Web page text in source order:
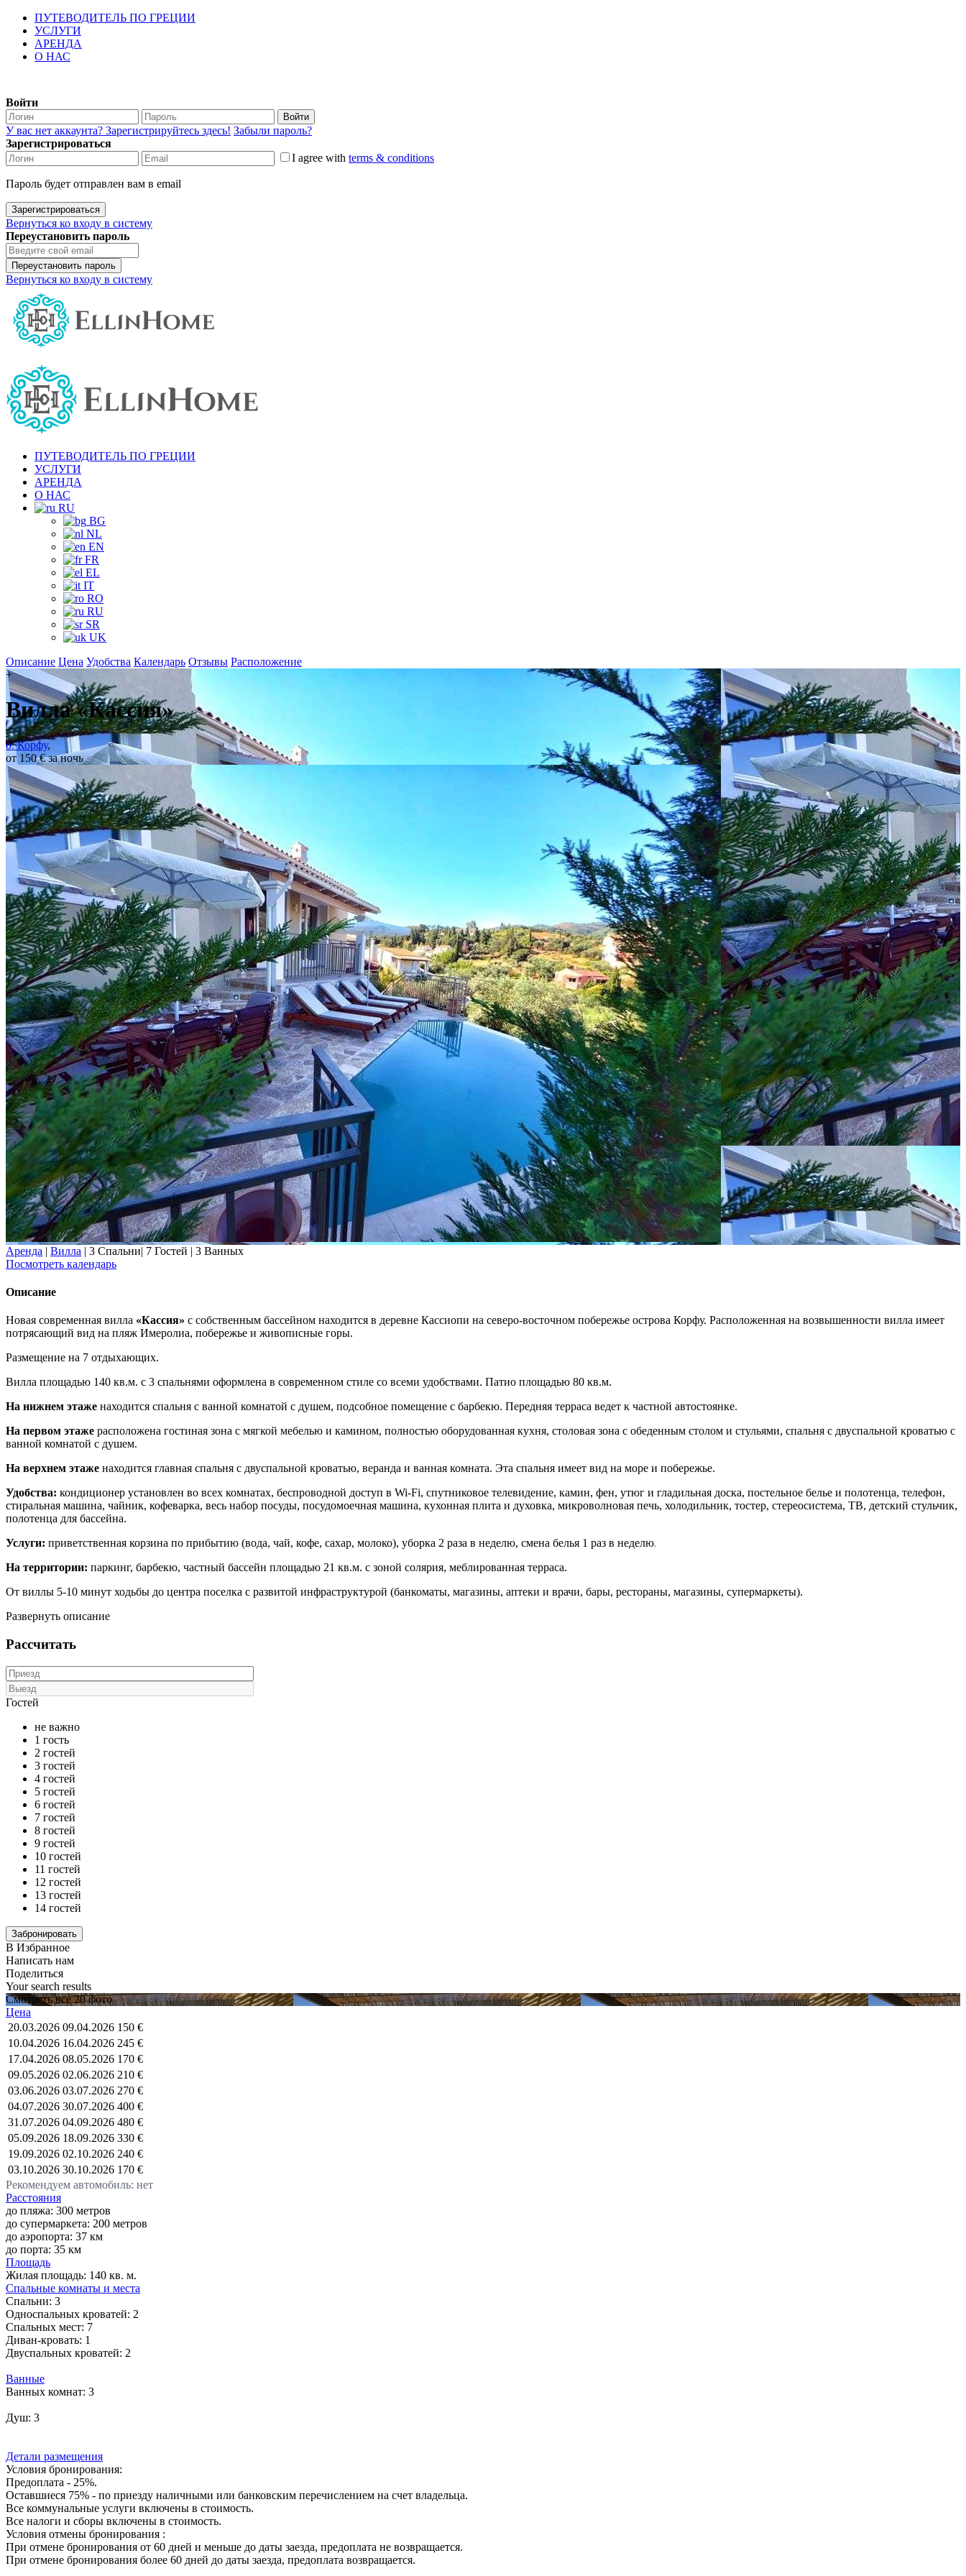
ПУТЕВОДИТЕЛЬ ПО ГРЕЦИИ
УСЛУГИ
АРЕНДА
О НАС
Войти
Войти
У вас нет аккаунта? Зарегистрируйтесь здесь! Забыли пароль?
Зарегистрироваться
I agree with terms & conditions
Пароль будет отправлен вам в email
Зарегистрироваться
Вернуться ко входу в систему
Переустановить пароль
Переустановить пароль
Вернуться ко входу в систему
ПУТЕВОДИТЕЛЬ ПО ГРЕЦИИ
УСЛУГИ
АРЕНДА
О НАС
RU
BG
NL
EN
FR
EL
IT
RO
RU
SR
UK
Описание Цена Удобства Календарь Отзывы Расположение
+
Вилла «Кассия»
о. Корфу,
от 150 € за ночь
Аренда | Вилла | 3 Спальни| 7 Гостей | 3 Ванных
Посмотреть календарь
Описание
Новая современная вилла «Кассия» с собственным бассейном находится в деревне Кассиопи на северо-восточном побережье острова Корфу. Расположенная на возвышенности вилла имеет
потрясающий вид на пляж Имеролиа, побережье и живописные горы.
Размещение на 7 отдыхающих.
Вилла площадью 140 кв.м. с 3 спальнями оформлена в современном стиле со всеми удобствами. Патио площадью 80 кв.м.
На нижнем этаже находится спальня с ванной комнатой с душем, подсобное помещение с барбекю. Передняя терраса ведет к частной автостоянке.
На первом этаже расположена гостиная зона с мягкой мебелью и камином, полностью оборудованная кухня, столовая зона с обеденным столом и стульями, спальня с двуспальной кроватью с
ванной комнатой с душем.
На верхнем этаже находится главная спальня с двуспальной кроватью, веранда и ванная комната. Эта спальня имеет вид на море и побережье.
Удобства: кондиционер установлен во всех комнатах, беспроводной доступ в Wi-Fi, спутниковое телевидение, камин, фен, утюг и гладильная доска, постельное белье и полотенца, телефон,
стиральная машина, чайник, кофеварка, весь набор посуды, посудомоечная машина, кухонная плита и духовка, микроволновая печь, холодильник, тостер, стереосистема, ТВ, детский стульчик,
полотенца для бассейна.
Услуги: приветственная корзина по прибытию (вода, чай, кофе, сахар, молоко), уборка 2 раза в неделю, смена белья 1 раз в неделю.
На территории: паркинг, барбекю, частный бассейн площадью 21 кв.м. с зоной солярия, меблированная терраса.
От виллы 5-10 минут ходьбы до центра поселка с развитой инфраструктурой (банкоматы, магазины, аптеки и врачи, бары, рестораны, магазины, супермаркеты).
Развернуть описание
Рассчитать
Гостей
не важно
1 гость
2 гостей
3 гостей
4 гостей
5 гостей
6 гостей
7 гостей
8 гостей
9 гостей
10 гостей
11 гостей
12 гостей
13 гостей
14 гостей
В Избранное
Написать нам
Поделиться
Your search results
Смотреть все 20 фото
Цена
20.03.2026 09.04.2026 150 €
10.04.2026 16.04.2026 245 €
17.04.2026 08.05.2026 170 €
09.05.2026 02.06.2026 210 €
03.06.2026 03.07.2026 270 €
04.07.2026 30.07.2026 400 €
31.07.2026 04.09.2026 480 €
05.09.2026 18.09.2026 330 €
19.09.2026 02.10.2026 240 €
03.10.2026 30.10.2026 170 €
Рекомендуем автомобиль: нет
Расстояния
до пляжа: 300 метров
до супермаркета: 200 метров
до аэропорта: 37 км
до порта: 35 км
Площадь
Жилая площадь: 140 кв. м.
Спальные комнаты и места
Спальни: 3
Односпальных кроватей: 2
Спальных мест: 7
Диван-кровать: 1
Двуспальных кроватей: 2
Ванные
Ванных комнат: 3
Душ: 3
Детали размещения
Условия бронирования:
Предоплата - 25%.
Оставшиеся 75% - по приезду наличными или банковским перечислением на счет владельца.
Все коммунальные услуги включены в стоимость.
Все налоги и сборы включены в стоимость.
Условия отмены бронирования :
При отмене бронирования от 60 дней и меньше до даты заезда, предоплата не возвращается.
При отмене бронирования более 60 дней до даты заезда, предоплата возвращается.